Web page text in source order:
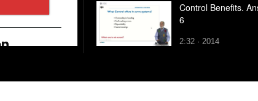
Control Benefits.
6
2:32 · 2014